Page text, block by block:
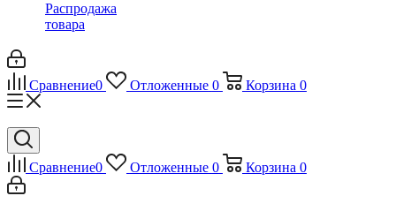
Распродажа
товара
Сравнение0 Отложенные 0 Корзина 0
Сравнение0 Отложенные 0 Корзина 0